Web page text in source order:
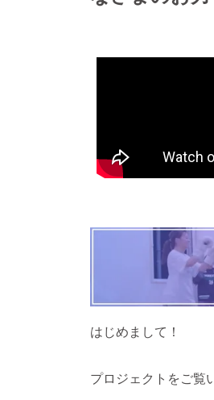
はじめまして！
プロジェクトをご覧